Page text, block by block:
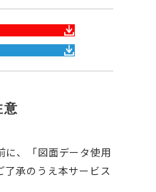
意
に、「図面データ使用
了承のうえ本サービス